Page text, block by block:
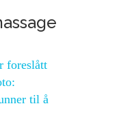
foreslått
til å